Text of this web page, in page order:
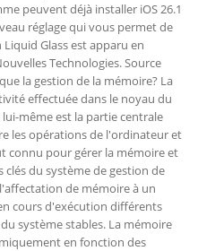
peuvent déjà installer iOS 26.1
réglage qui vous permet de
Glass est apparu en
Technologies. Source
la gestion de la mémoire? La
effectuée dans le noyau du
même est la partie centrale
les opérations de l'ordinateur et
connu pour gérer la mémoire et
clés du système de gestion de
de mémoire à un
cours d'exécution différents
système stables. La mémoire
en fonction des